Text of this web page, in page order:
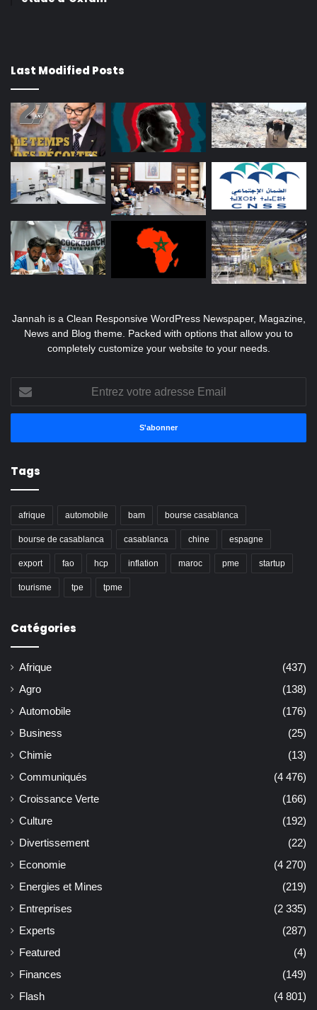
Last Modified Posts
Jannah is a Clean Responsive WordPress Newspaper, Magazine,
News and Blog theme. Packed with options that allow you to
completely customize your website to your needs.
votre
adresse
Tags
afrique automobile bam bourse casablanca
bourse de casablanca casablanca chine espagne
export fao hcp inflation maroc pme startup
tourisme tpe tpme
Catégories
Afrique
(437)
Agro
(138)
Automobile
(176)
Business
(25)
Chimie
(13)
Communiqués
(4 476)
Croissance Verte
(166)
Culture
(192)
Divertissement
(22)
Economie
(4 270)
Energies et Mines
(219)
Entreprises
(2 335)
Experts
(287)
Featured
(4)
Finances
(149)
Flash
(4 801)